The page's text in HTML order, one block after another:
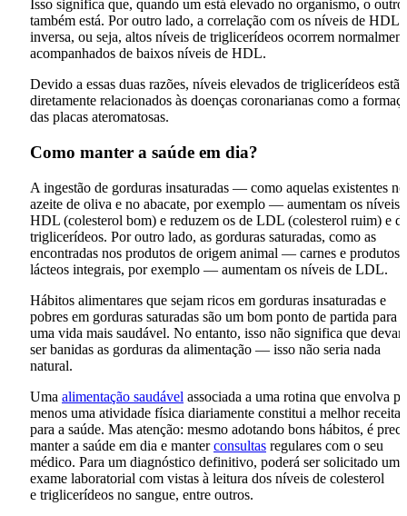
Isso significa que, quando um está elevado no organismo, o outro
também está. Por outro lado, a correlação com os níveis de HDL
inversa, ou seja, altos níveis de triglicerídeos ocorrem
acompanhados de baixos níveis de HDL.
Devido a essas duas razões, níveis elevados de triglicerídeos estão
diretamente relacionados às doenças coronarianas como a
das placas ateromatosas.
Como manter a saúde em dia?
A ingestão de gorduras insaturadas — como aquelas existentes no
azeite de oliva e no abacate, por exemplo — aumentam os níveis
HDL (colesterol bom) e reduzem os de LDL (colesterol ruim) e
triglicerídeos. Por outro lado, as gorduras saturadas, como as
encontradas nos produtos de origem animal — carnes e produtos
lácteos integrais, por exemplo — aumentam os níveis de LDL.
Hábitos alimentares que sejam ricos em gorduras insaturadas e
pobres em gorduras saturadas são um bom ponto de partida para
uma vida mais saudável. No entanto, isso não significa que
ser banidas as gorduras da alimentação — isso não seria nada
natural.
Uma alimentação saudável associada a uma rotina que envolva
menos uma atividade física diariamente constitui a melhor receita
para a saúde. Mas atenção: mesmo adotando bons hábitos, é
manter a saúde em dia e manterconsultas regulares com o seu
médico. Para um diagnóstico definitivo, poderá ser solicitado um
exame laboratorial com vistas à leitura dos níveis de colesterol
e triglicerídeos no sangue, entre outros.